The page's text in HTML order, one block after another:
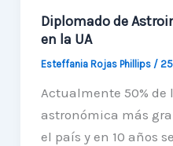
Diplomado de
en la UA
Esteffania Rojas Phillips /
Actualmente 50% de
astronómica más
el país y en 10 años